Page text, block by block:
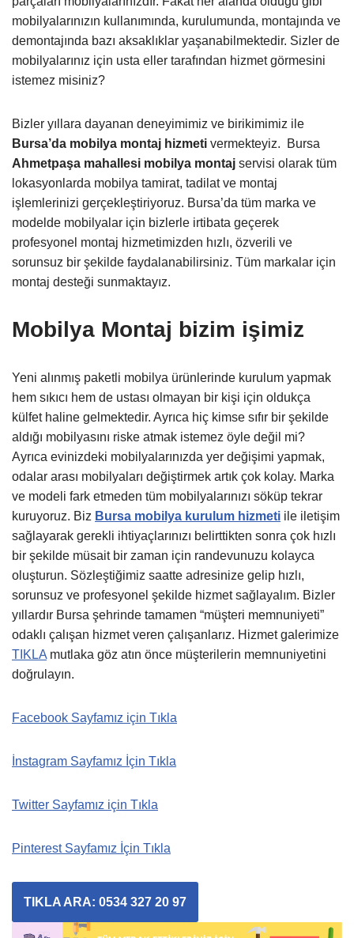
mobilyalarınızın kullanımında, kurulumunda, montajında ve
demontajında bazı aksaklıklar yaşanabilmektedir. Sizler de
mobilyalarınız için usta eller tarafından hizmet görmesini
istemez misiniz?
Bizler yıllara dayanan deneyimimiz ve birikimimiz ile
Bursa’da mobilya montaj hizmeti vermekteyiz.
Bursa
Ahmetpaşa mahallesi mobilya montaj servisi olarak tüm
lokasyonlarda mobilya tamirat, tadilat ve montaj
işlemlerinizi gerçekleştiriyoruz. Bursa’da tüm marka ve
modelde mobilyalar için bizlerle irtibata geçerek
profesyonel montaj hizmetimizden hızlı, özverili ve
sorunsuz bir şekilde faydalanabilirsiniz. Tüm markalar için
montaj desteği sunmaktayız.
Mobilya Montaj bizim işimiz
Yeni alınmış paketli mobilya ürünlerinde kurulum yapmak
hem sıkıcı hem de ustası olmayan bir kişi için oldukça
külfet haline gelmektedir. Ayrıca hiç kimse sıfır bir şekilde
aldığı mobilyasını riske atmak istemez öyle değil mi?
Ayrıca evinizdeki mobilyalarınızda yer değişimi yapmak,
odalar arası mobilyaları değiştirmek artık çok kolay. Marka
ve modeli fark etmeden tüm mobilyalarınızı söküp tekrar
kuruyoruz. Biz Bursa mobilya kurulum hizmeti ile iletişim
sağlayarak gerekli ihtiyaçlarınızı belirttikten sonra çok hızlı
bir şekilde müsait bir zaman için randevunuzu kolayca
oluşturun. Sözleştiğimiz saatte adresinize gelip hızlı,
sorunsuz ve profesyonel şekilde hizmet sağlayalım. Bizler
yıllardır Bursa şehrinde tamamen “müşteri memnuniyeti”
odaklı çalışan hizmet veren çalışanlarız. Hizmet galerimize
TIKLA mutlaka göz atın önce müşterilerin memnuniyetini
doğrulayın.
Facebook Sayfamız için Tıkla
İnstagram Sayfamız İçin Tıkla
Twitter Sayfamız için Tıkla
Pinterest Sayfamız İçin Tıkla
TIKLA ARA: 0534 327 20 97